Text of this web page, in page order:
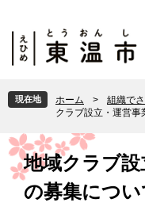
頭
で
。
飛
ば
て
本
現在地 ホーム > 組織で
クラブ設立・運営事
本
文 地域クラブ設
の募集につい